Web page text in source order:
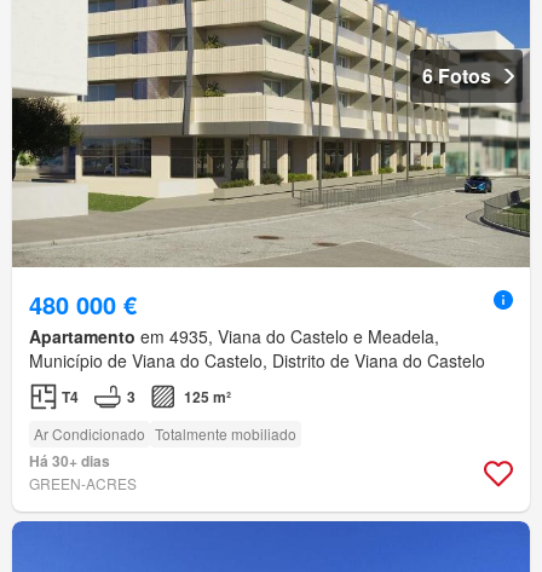
6 Fotos
480 000 €
Apartamento em 4935, Viana do Castelo e Meadela,
Município de Viana do Castelo, Distrito de Viana do Castelo
T4 3 125 m²
Ar Condicionado Totalmente mobiliado
Há 30+ dias
GREEN-ACRES